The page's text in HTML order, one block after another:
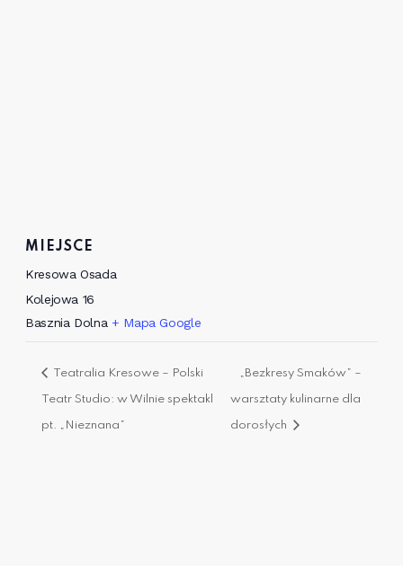
MIEJSCE
Kresowa Osada
Kolejowa 16
Basznia Dolna + Mapa Google
Teatralia Kresowe – Polski
Teatr Studio: w Wilnie spektakl
pt. „Nieznana”
„Bezkresy Smaków” –
warsztaty kulinarne dla
dorosłych